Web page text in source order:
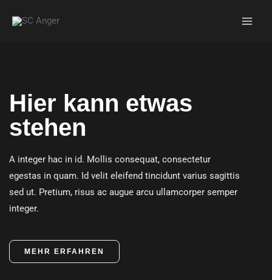
Inhalt
Hier kann etwas
stehen
A integer hac in id. Mollis consequat, consectetur
egestas in quam. Id velit eleifend tincidunt varius sagittis
sed ut. Pretium, risus ac augue arcu ullamcorper semper
integer.
MEHR ERFAHREN